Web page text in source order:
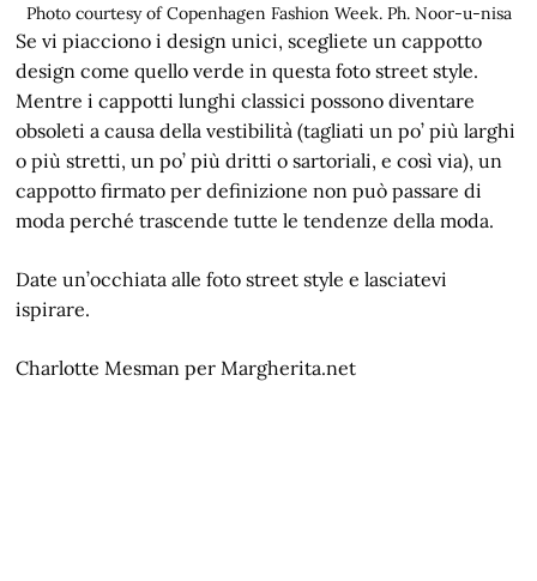
Photo courtesy of Copenhagen Fashion Week. Ph. Noor-u-nisa
Se vi piacciono i design unici, scegliete un cappotto
design come quello verde in questa foto street style.
Mentre i cappotti lunghi classici possono diventare
obsoleti a causa della vestibilità (tagliati un po’ più larghi
o più stretti, un po’ più dritti o sartoriali, e così via), un
cappotto firmato per definizione non può passare di
moda perché trascende tutte le tendenze della moda.
Date un’occhiata alle foto street style e lasciatevi
ispirare.
Charlotte Mesman per Margherita.net